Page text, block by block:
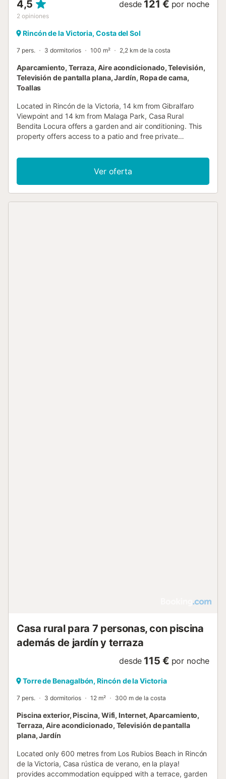
4,5
2 opiniones
desde 121 € por noche
Rincón de la Victoria, Costa del Sol
7 pers. 3 dormitorios 100 m² 2,2 km de la costa
Aparcamiento, Terraza, Aire acondicionado, Televisión,
Televisión de pantalla plana, Jardín, Ropa de cama,
Toallas
Located in Rincón de la Victoria, 14 km from Gibralfaro
Viewpoint and 14 km from Malaga Park, Casa Rural
Bendita Locura offers a garden and air conditioning. This
property offers access to a patio and free private
Ver oferta
Casa rural para 7 personas, con piscina
además de jardín y terraza
desde 115 € por noche
Torre de Benagalbón, Rincón de la Victoria
7 pers. 3 dormitorios 12 m² 300 m de la costa
Piscina exterior, Piscina, Wifi, Internet, Aparcamiento,
Terraza, Aire acondicionado, Televisión de pantalla
plana, Jardín
Located only 600 metres from Los Rubios Beach in Rincón
de la Victoria, Casa rústica de verano, en la playa!
provides accommodation equipped with a terrace, garden